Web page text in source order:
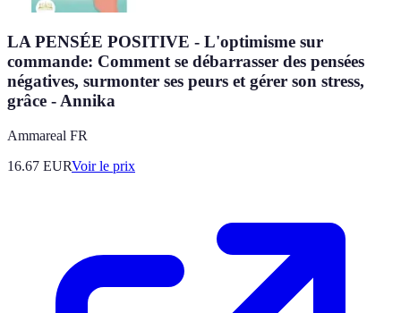
LA PENSÉE POSITIVE - L'optimisme sur
commande: Comment se débarrasser des pensées
négatives, surmonter ses peurs et gérer son stress,
grâce - Annika
Ammareal FR
16.67 EURVoir le prix